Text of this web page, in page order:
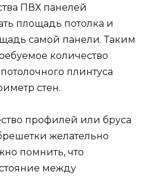
ПВХ панелей
площадь потолка и
самой панели. Таким
количество
плинтуса
стен.
профилей или бруса
желательно
помнить, что
между